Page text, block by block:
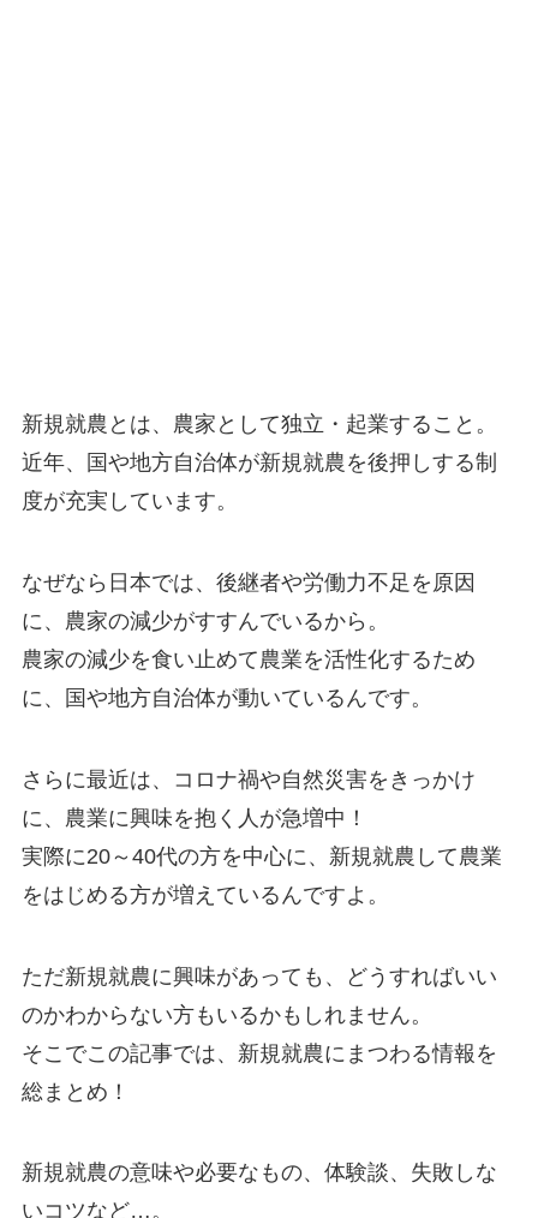
新規就農とは、農家として独立・起業すること 。
近年、国や地方自治体が新規就農を後押しする制
度が充実しています。
なぜなら日本では、 後継者や労働力不足を原因
に、農家の減少がすすんでいるから。
農家の減少を食い止めて農業を活性化するため
に、国や地方自治体が動いているんです。
さらに最近は、コロナ禍や自然災害をきっかけ
に、農業に興味を抱く人が急増中！
実際に20～40代の方を中心に、 新規就農して農業
をはじめる方が増えている んですよ。
ただ新規就農に興味があっても、どうすればいい
のかわからない方もいるかもしれません。
そこでこの記事では、 新規就農にまつわる情報を
総まとめ！
新規就農の意味や必要なもの、体験談、失敗しな
いコツなど…。